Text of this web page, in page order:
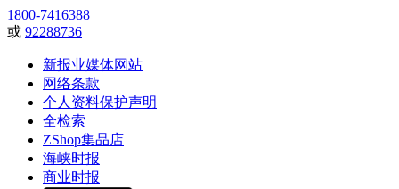
1800-7416388
或 92288736
新报业媒体网站
网络条款
个人资料保护声明
全检索
ZShop集品店
海峡时报
商业时报